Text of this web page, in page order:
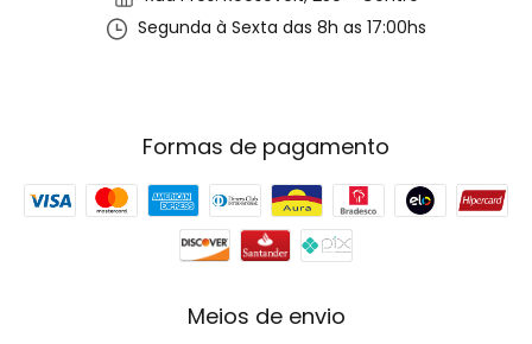
Segunda à Sexta das 8h as 17:00hs
Formas de pagamento
Meios de envio